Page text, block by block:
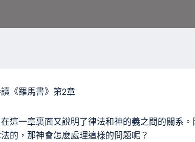
《羅馬書》第2章
這一章裏面又說明了律法和神的義之間的關系
的，那神會怎麽處理這樣的問題呢？